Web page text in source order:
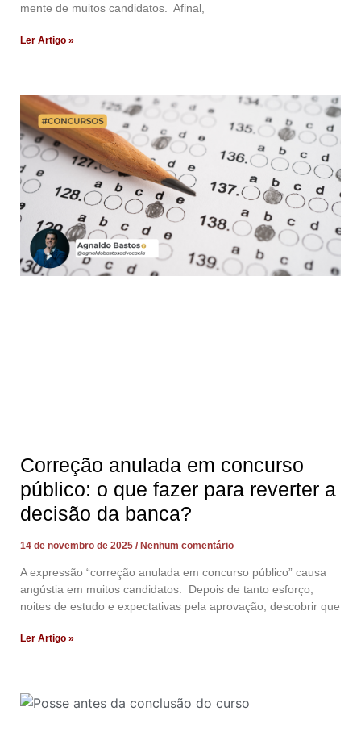
mente de muitos candidatos. Afinal,
Ler Artigo »
Correção anulada em concurso
público: o que fazer para reverter a
decisão da banca?
14 de novembro de 2025 Nenhum comentário
A expressão “correção anulada em concurso público” causa
angústia em muitos candidatos. Depois de tanto esforço,
noites de estudo e expectativas pela aprovação, descobrir que
Ler Artigo »